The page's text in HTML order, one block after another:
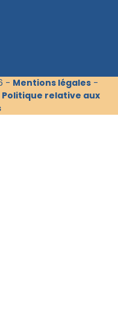
- Mentions légales -
Politique relative aux